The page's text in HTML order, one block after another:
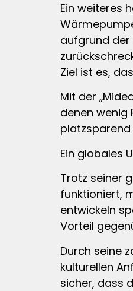
Ein weiteres
aufgrund der
Ziel ist es,
Mit der
denen wenig
Ein globales
Trotz seiner
funktioniert,
entwickeln
Vorteil
Durch seine
kulturellen
sicher, dass